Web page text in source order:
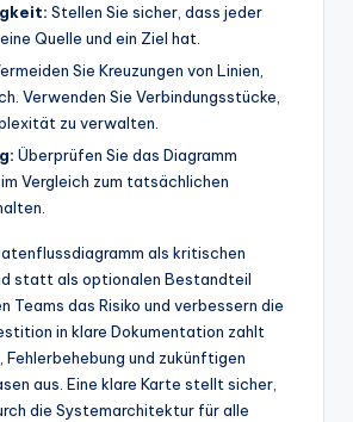
Stellen Sie sicher, dass jeder
Quelle und ein Ziel hat.
Sie Kreuzungen von Linien,
Verwenden Sie Verbindungsstücke,
zu verwalten.
Überprüfen Sie das Diagramm
Vergleich zum tatsächlichen
als kritischen
statt als optionalen Bestandteil
Teams das Risiko und verbessern die
in klare Dokumentation zahlt
Fehlerbehebung und zukünftigen
aus. Eine klare Karte stellt sicher,
die Systemarchitektur für alle